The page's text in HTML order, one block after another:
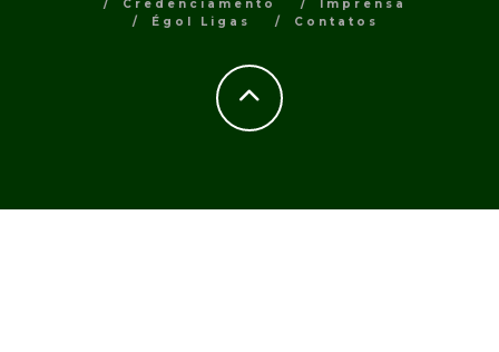
Credenciamento
Imprensa
Égol Ligas
Contatos